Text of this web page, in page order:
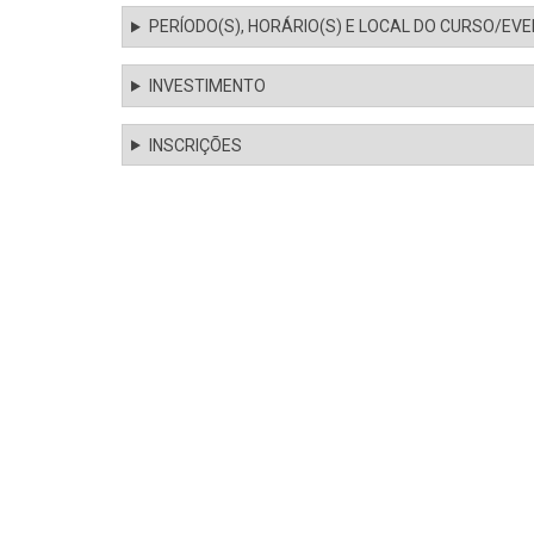
PERÍODO(S), HORÁRIO(S) E LOCAL DO CURSO/
INVESTIMENTO
INSCRIÇÕES